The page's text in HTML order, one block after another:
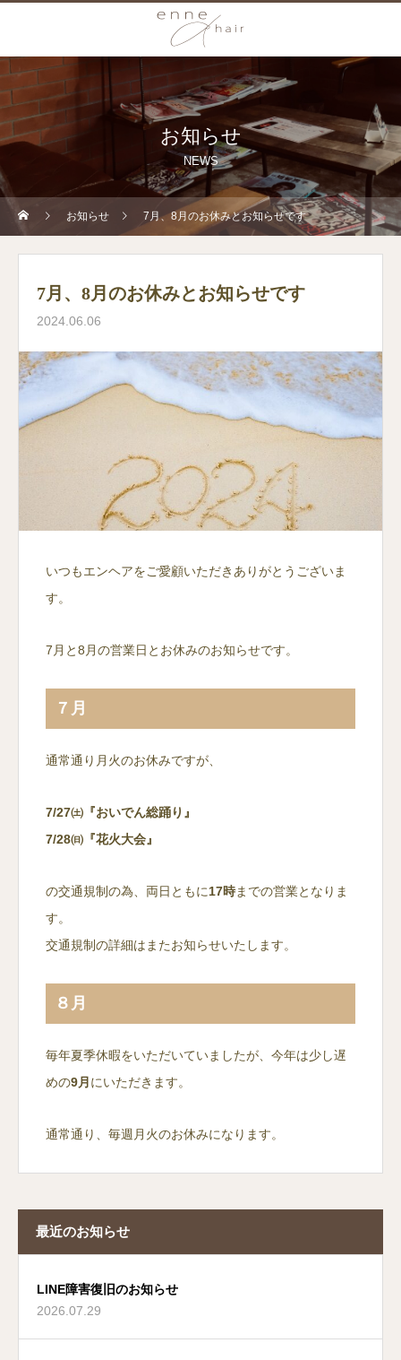
お知らせ
NEWS
お知らせ 7月、8月のお休みとお知らせです
7月、8月のお休みとお知らせです
2024.06.06
いつもエンヘアをご愛顧いただきありがとうございま
す。
7月と8月の営業日とお休みのお知らせです。
７月
通常通り月火のお休みですが、
7/27㈯『おいでん総踊り』
7/28㈰ 『花火大会』
の交通規制の為、両日ともに17時までの営業となりま
す。
交通規制の詳細はまたお知らせいたします。
８月
毎年夏季休暇をいただいていましたが、今年は少し遅
めの9月 にいただきます。
通常通り、毎週月火のお休みになります。
最近のお知らせ
LINE障害復旧のお知らせ
2026.07.29